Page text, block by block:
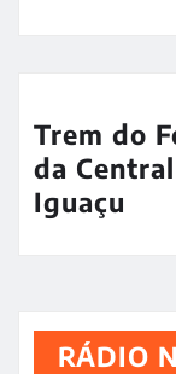
Trem do
da
Iguaçu
RÁDIO